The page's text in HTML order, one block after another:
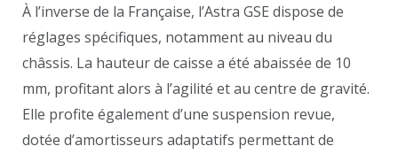
À l’inverse de la Française, l’Astra GSE dispose de
réglages spécifiques, notamment au niveau du
châssis. La hauteur de caisse a été abaissée de 10
mm, profitant alors à l’agilité et au centre de gravité.
Elle profite également d’une suspension revue,
dotée d’amortisseurs adaptatifs permettant de